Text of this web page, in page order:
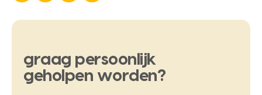
graag persoonlijk
geholpen worden?